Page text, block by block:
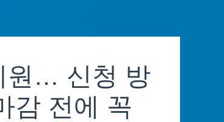
원… 신청 방
감 전에 꼭